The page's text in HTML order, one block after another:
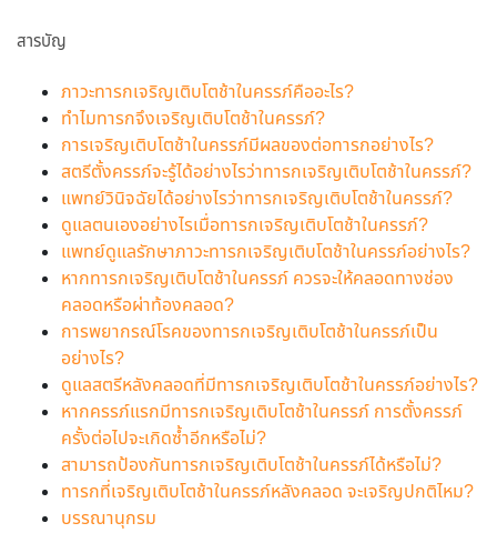
สารบัญ
ภาวะทารกเจริญเติบโตช้าในครรภ์คืออะไร?
ทำไมทารกจึงเจริญเติบโตช้าในครรภ์?
การเจริญเติบโตช้าในครรภ์มีผลของต่อทารกอย่างไร?
สตรีตั้งครรภ์จะรู้ได้อย่างไรว่าทารกเจริญเติบโตช้าในครรภ์?
แพทย์วินิจฉัยได้อย่างไรว่าทารกเจริญเติบโตช้าในครรภ์?
ดูแลตนเองอย่างไรเมื่อทารกเจริญเติบโตช้าในครรภ์?
แพทย์ดูแลรักษาภาวะทารกเจริญเติบโตช้าในครรภ์อย่างไร?
หากทารกเจริญเติบโตช้าในครรภ์ ควรจะให้คลอดทางช่อง
คลอดหรือผ่าท้องคลอด?
การพยากรณ์โรคของทารกเจริญเติบโตช้าในครรภ์เป็น
อย่างไร?
ดูแลสตรีหลังคลอดที่มีทารกเจริญเติบโตช้าในครรภ์อย่างไร?
หากครรภ์แรกมีทารกเจริญเติบโตช้าในครรภ์ การตั้งครรภ์
ครั้งต่อไปจะเกิดซ้ำอีกหรือไม่?
สามารถป้องกันทารกเจริญเติบโตช้าในครรภ์ได้หรือไม่?
ทารกที่เจริญเติบโตช้าในครรภ์หลังคลอด จะเจริญปกติไหม?
บรรณานุกรม